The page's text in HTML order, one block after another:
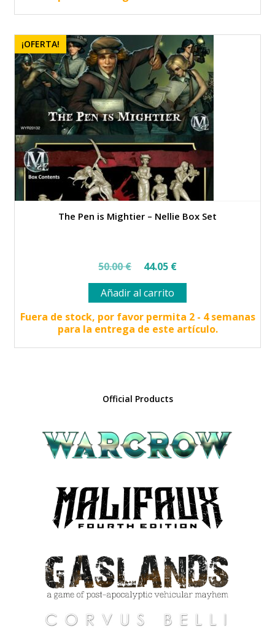
The Pen is Mightier – Nellie Box Set
¡OFERTA!
50.00€
El
precio
original
era:
50.00 €.
44.05 €El
precio
actual
es:
44.05 €.
Añadir al carrito
Fuera de stock, por favor permita 2 - 4 semanas
para la entrega de este artículo.
Official Products